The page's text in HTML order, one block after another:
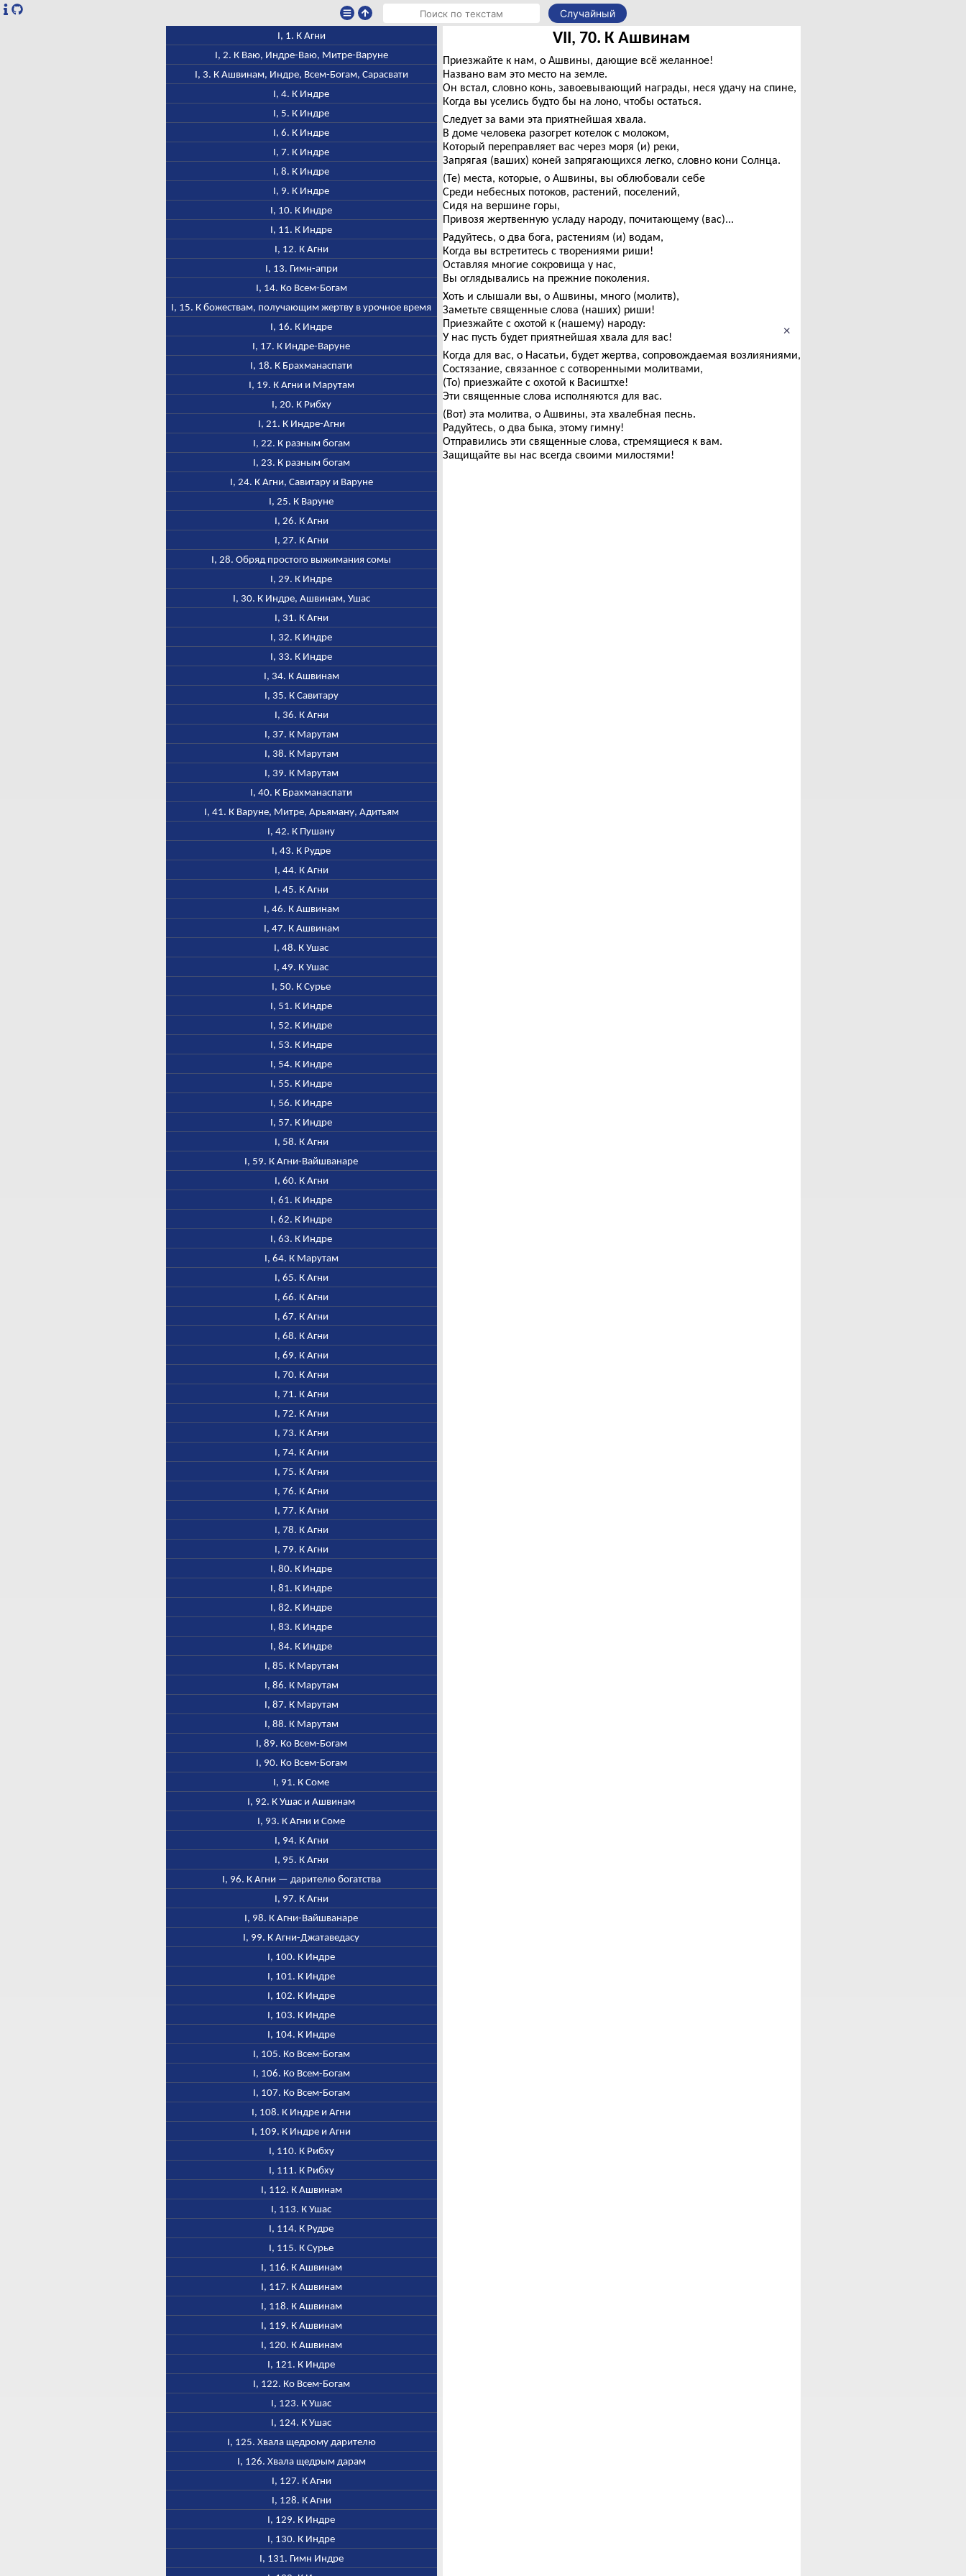
Случайный
I, 1. К Агни
I, 2. К Ваю, Индре-Ваю, Митре-Варуне
I, 3. К Ашвинам, Индре, Всем-Богам, Сарасвати
I, 4. К Индре
I, 5. К Индре
I, 6. К Индре
I, 7. К Индре
I, 8. К Индре
I, 9. К Индре
I, 10. К Индре
I, 11. К Индре
I, 12. К Агни
I, 13. Гимн-апри
I, 14. Ко Всем-Богам
I, 15. К божествам, получающим жертву в урочное время
I, 16. К Индре
I, 17. К Индре-Варуне
I, 18. К Брахманаспати
I, 19. К Агни и Марутам
I, 20. К Рибху
I, 21. К Индре-Агни
I, 22. К разным богам
I, 23. К разным богам
I, 24. К Агни, Савитару и Варуне
I, 25. К Варуне
I, 26. К Агни
I, 27. К Агни
I, 28. Обряд простого выжимания сомы
I, 29. К Индре
I, 30. К Индре, Ашвинам, Ушас
I, 31. К Агни
I, 32. К Индре
I, 33. К Индре
I, 34. К Ашвинам
I, 35. К Савитару
I, 36. К Агни
I, 37. К Марутам
I, 38. К Марутам
I, 39. К Марутам
I, 40. К Брахманаспати
I, 41. К Варуне, Митре, Арьяману, Адитьям
I, 42. К Пушану
I, 43. К Рудре
I, 44. К Агни
I, 45. К Агни
I, 46. К Ашвинам
I, 47. К Ашвинам
I, 48. К Ушас
I, 49. К Ушас
I, 50. К Сурье
I, 51. К Индре
I, 52. К Индре
I, 53. К Индре
I, 54. К Индре
I, 55. К Индре
I, 56. К Индре
I, 57. К Индре
I, 58. К Агни
I, 59. К Агни-Вайшванаре
I, 60. К Агни
I, 61. К Индре
I, 62. К Индре
I, 63. К Индре
I, 64. К Марутам
I, 65. К Агни
I, 66. К Агни
I, 67. К Агни
I, 68. К Агни
I, 69. К Агни
I, 70. К Агни
I, 71. К Агни
I, 72. К Агни
I, 73. К Агни
I, 74. К Агни
I, 75. К Агни
I, 76. К Агни
I, 77. К Агни
I, 78. К Агни
I, 79. К Агни
I, 80. К Индре
I, 81. К Индре
I, 82. К Индре
I, 83. К Индре
I, 84. К Индре
I, 85. К Марутам
I, 86. К Марутам
I, 87. К Марутам
I, 88. К Марутам
I, 89. Ко Всем-Богам
I, 90. Ко Всем-Богам
I, 91. К Соме
I, 92. К Ушас и Ашвинам
I, 93. К Агни и Соме
I, 94. К Агни
I, 95. К Агни
I, 96. К Агни — дарителю богатства
I, 97. К Агни
I, 98. К Агни-Вайшванаре
I, 99. К Агни-Джатаведасу
I, 100. К Индре
I, 101. К Индре
I, 102. К Индре
I, 103. К Индре
I, 104. К Индре
I, 105. Ко Всем-Богам
I, 106. Ко Всем-Богам
I, 107. Ко Всем-Богам
I, 108. К Индре и Агни
I, 109. К Индре и Агни
I, 110. К Рибху
I, 111. К Рибху
I, 112. К Ашвинам
I, 113. К Ушас
I, 114. К Рудре
I, 115. К Сурье
I, 116. К Ашвинам
I, 117. К Ашвинам
I, 118. К Ашвинам
I, 119. К Ашвинам
I, 120. К Ашвинам
I, 121. К Индре
I, 122. Ко Всем-Богам
I, 123. К Ушас
I, 124. К Ушас
I, 125. Хвала щедрому дарителю
I, 126. Хвала щедрым дарам
I, 127. К Агни
I, 128. К Агни
I, 129. К Индре
I, 130. К Индре
I, 131. Гимн Индре
×
VII, 70. К Ашвинам
Приезжайте к нам, о Ашвины, дающие всё желанное!
Названо вам это место на земле.
Он встал, словно конь, завоевывающий награды, неся удачу на спине,
Когда вы уселись будто бы на лоно, чтобы остаться.
Следует за вами эта приятнейшая хвала.
В доме человека разогрет котелок с молоком,
Который переправляет вас через моря (и) реки,
Запрягая (ваших) коней запрягающихся легко, словно кони Солнца.
(Те) места, которые, о Ашвины, вы облюбовали себе
Среди небесных потоков, растений, поселений,
Сидя на вершине горы,
Привозя жертвенную усладу народу, почитающему (вас)...
Радуйтесь, о два бога, растениям (и) водам,
Когда вы встретитесь с творениями риши!
Оставляя многие сокровища у нас,
Вы оглядывались на прежние поколения.
Хоть и слышали вы, о Ашвины, много (молитв),
Заметьте священные слова (наших) риши!
Приезжайте с охотой к (нашему) народу:
У нас пусть будет приятнейшая хвала для вас!
Когда для вас, о Насатьи, будет жертва, сопровождаемая возлияниями,
Состязание, связанное с сотворенными молитвами,
(То) приезжайте с охотой к Васиштхе!
Эти священные слова исполняются для вас.
(Вот) эта молитва, о Ашвины, эта хвалебная песнь.
Радуйтесь, о два быка, этому гимну!
Отправились эти священные слова, стремящиеся к вам.
Защищайте вы нас всегда своими милостями!